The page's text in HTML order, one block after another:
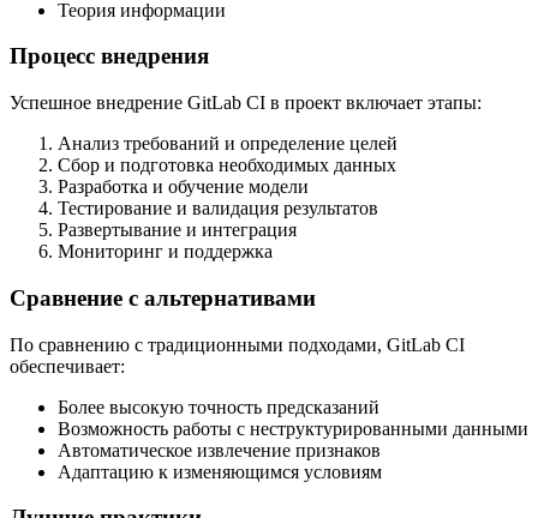
Теория информации
Процесс внедрения
Успешное внедрение GitLab CI в проект включает этапы:
Анализ требований и определение целей
Сбор и подготовка необходимых данных
Разработка и обучение модели
Тестирование и валидация результатов
Развертывание и интеграция
Мониторинг и поддержка
Сравнение с альтернативами
По сравнению с традиционными подходами, GitLab CI
обеспечивает:
Более высокую точность предсказаний
Возможность работы с неструктурированными данными
Автоматическое извлечение признаков
Адаптацию к изменяющимся условиям